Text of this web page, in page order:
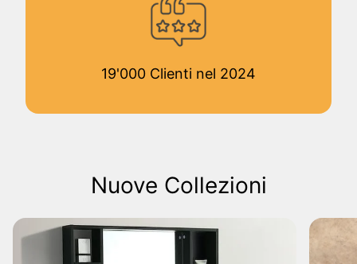
19'000 Clienti nel 2024
Nuove Collezioni